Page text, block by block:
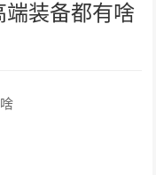
装备都有啥